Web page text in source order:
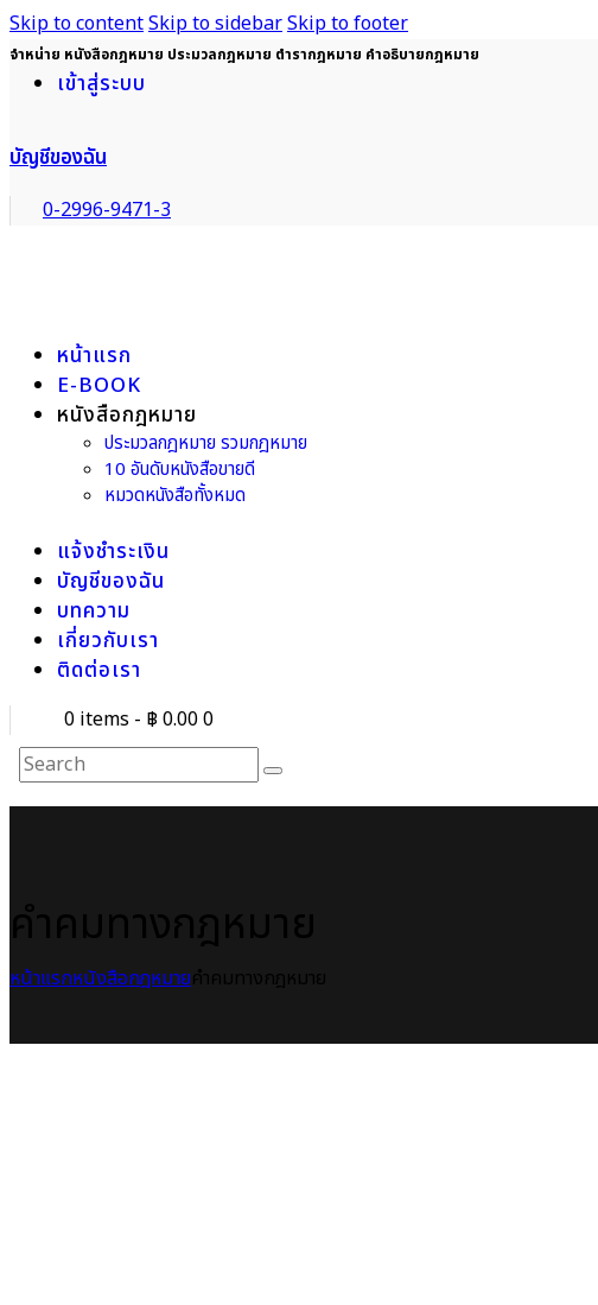
Skip to contentSkip to sidebarSkip to footer
จำหน่าย หนังสือกฎหมาย ประมวลกฎหมาย ตำรากฎหมาย คำอธิบายกฎหมาย
เข้าสู่ระบบ
บัญชีของฉัน
0-2996-9471-3
หน้าแรก
E-BOOK
หนังสือกฎหมาย
ประมวลกฎหมาย รวมกฎหมาย
10 อันดับหนังสือขายดี
หมวดหนังสือทั้งหมด
แจ้งชำระเงิน
บัญชีของฉัน
บทความ
เกี่ยวกับเรา
ติดต่อเรา
0 items - ฿ 0.000
หน้าแรกหนังสือกฎหมาย